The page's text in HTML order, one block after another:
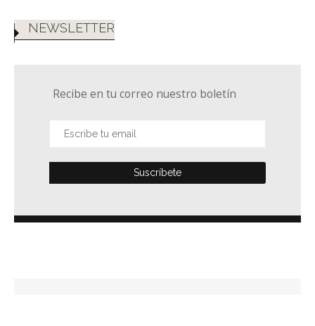
NEWSLETTER
Recibe en tu correo nuestro boletín